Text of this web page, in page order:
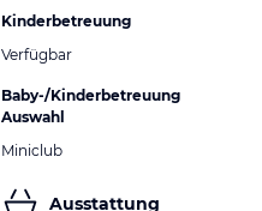
Kinderbetreuung
Verfügbar
Baby-/Kinderbetreuung
Auswahl
Miniclub
Ausstattung